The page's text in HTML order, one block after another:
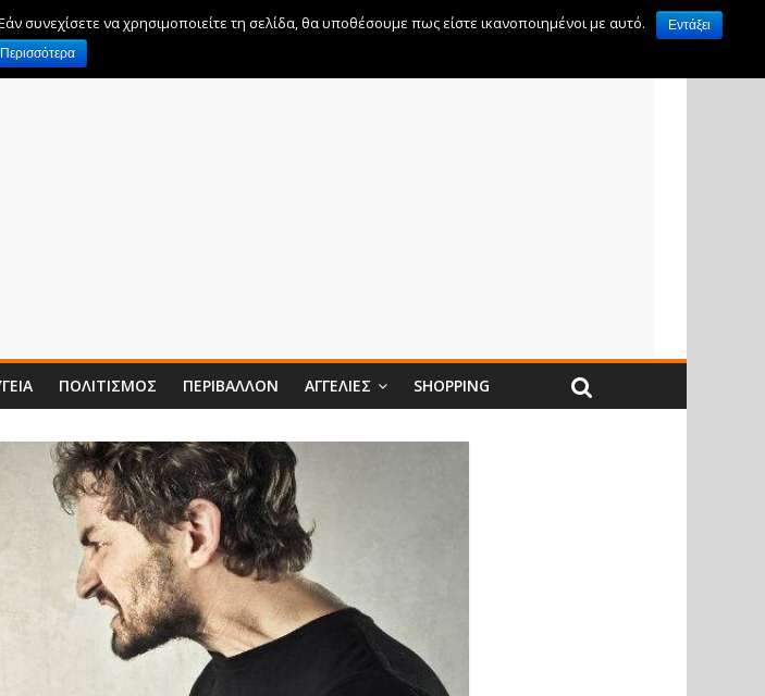
ΠΟΛΙΤΙΣΜΌΣ ΠΕΡΙΒΆΛΛΟΝ ΑΓΓΕΛΊΕΣ SHOPPING
να χρησιμοποιείτε τη σελίδα, θα υποθέσουμε πως είστε ικανοποιημένοι με αυτό.
Εντάξει
Περισσότερα